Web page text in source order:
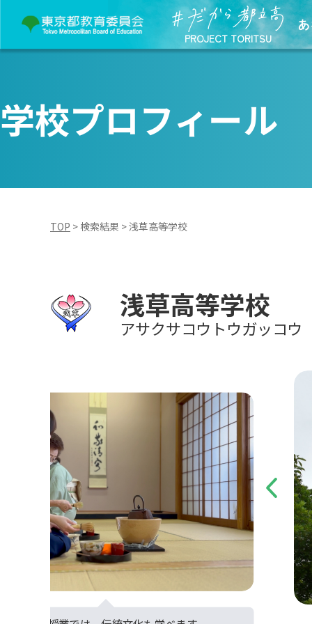
PROJECT TORITSU
学校プロフィール
TOP > 検索結果 >浅草高等学校
浅草高等学校
アサクサコウトウガッコウ
Previous